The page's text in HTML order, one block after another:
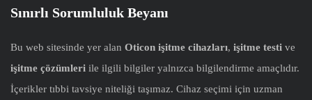
Sınırlı Sorumluluk Beyanı
Bu web sitesinde yer alan Oticon işitme cihazları, işitme testi ve
işitme çözümleri ile ilgili bilgiler yalnızca bilgilendirme amaçlıdır.
İçerikler tıbbi tavsiye niteliği taşımaz. Cihaz seçimi için uzman